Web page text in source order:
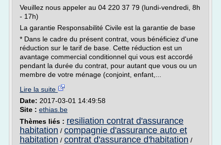
Veuillez nous appeler au 04 220 37 79 (lundi-vendredi, 8h
- 17h)
La garantie Responsabilité Civile est la garantie de base
* Dans le cadre du présent contrat, vous bénéficiez d'une
réduction sur le tarif de base. Cette réduction est un
avantage commercial conditionnel qui vous est accordé
pendant la durée du contrat, pour autant que vous ou un
membre de votre ménage (conjoint, enfant,...
Lire la suite
Date: 2017-03-01 14:49:58
Site : ethias.be
Thèmes liés : resiliation contrat d'assurance
habitation / compagnie d'assurance auto et
habitation / contrat d'assurance d'habitation /